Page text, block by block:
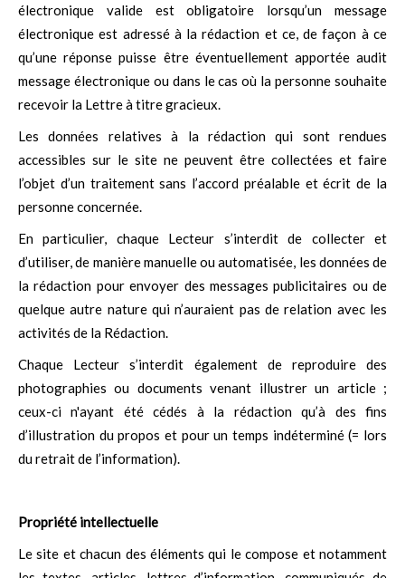
électronique valide est obligatoire lorsqu’un message
électronique est adressé à la rédaction et ce, de façon à ce
qu’une réponse puisse être éventuellement apportée audit
message électronique ou dans le cas où la personne souhaite
recevoir la Lettre à titre gracieux.
Les données relatives à la rédaction qui sont rendues
accessibles sur le site ne peuvent être collectées et faire
l’objet d’un traitement sans l’accord préalable et écrit de la
personne concernée.
En particulier, chaque Lecteur s’interdit de collecter et
d’utiliser, de manière manuelle ou automatisée, les données de
la rédaction pour envoyer des messages publicitaires ou de
quelque autre nature qui n’auraient pas de relation avec les
activités de la Rédaction.
Chaque Lecteur s’interdit également de reproduire des
photographies ou documents venant illustrer un article ;
ceux-ci n'ayant été cédés à la rédaction qu’à des fins
d’illustration du propos et pour un temps indéterminé (= lors
du retrait de l’information).
Propriété intellectuelle
Le site et chacun des éléments qui le compose et notamment